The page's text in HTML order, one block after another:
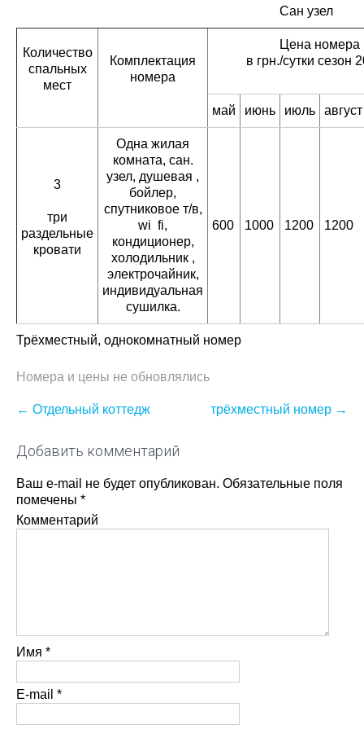
Сан узел
Количество
спальных
мест
Комплектация
номера
Цена номера
в грн./сутки сезон
май июнь июль август
3
три
раздельные
кровати
Одна жилая
комната, сан.
узел, душевая ,
бойлер,
спутниковое т/в,
wi fi,
кондиционер,
холодильник ,
электрочайник,
индивидуальная
сушилка.
600 1000 1200 1200
Трёхместный, однокомнатный номер
Номера и цены не обновлялись
Post
← Отдельный коттедж трёхместный номер →
Добавить комментарий
Ваш e-mail не будет опубликован. Обязательные поля
помечены *
Комментарий
Имя *
E-mail *